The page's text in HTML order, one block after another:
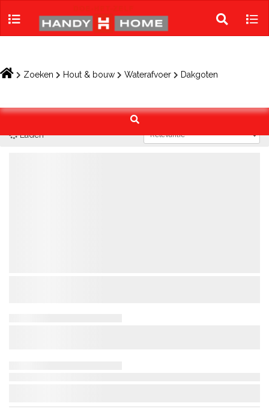
Toggle
search
Zoeken Hout & bouw Waterafvoer Dakgoten
Laden